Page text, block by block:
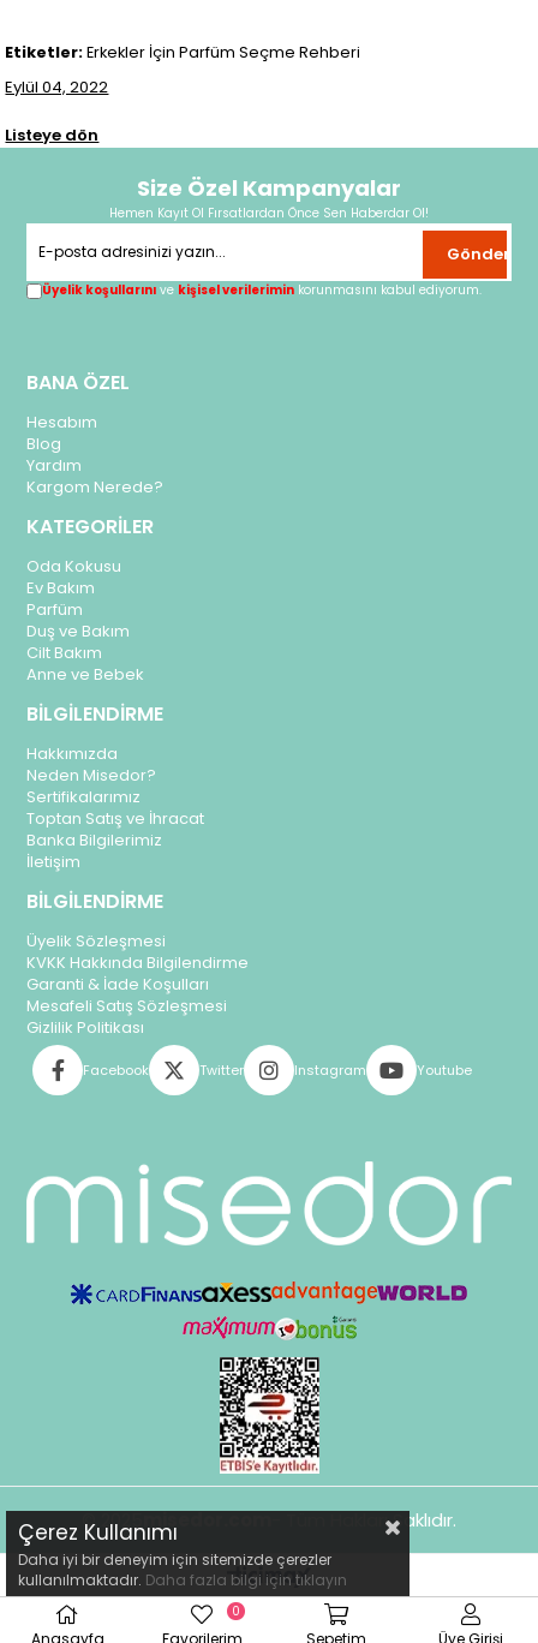
Etiketler:Erkekler İçin Parfüm Seçme Rehberi
Eylül 04, 2022
Listeye dön
Size Özel Kampanyalar
Hemen Kayıt Ol Fırsatlardan Önce Sen Haberdar Ol!
Gönder
Üyelik koşullarını ve kişisel verilerimin korunmasını kabul ediyorum.
BANA ÖZEL
Hesabım
Blog
Yardım
Kargom Nerede?
KATEGORİLER
Oda Kokusu
Ev Bakım
Parfüm
Duş ve Bakım
Cilt Bakım
Anne ve Bebek
BİLGİLENDİRME
Hakkımızda
Neden Misedor?
Sertifikalarımız
Toptan Satış ve İhracat
Banka Bilgilerimiz
İletişim
BİLGİLENDİRME
Üyelik Sözleşmesi
KVKK Hakkında Bilgilendirme
Garanti & İade Koşulları
Mesafeli Satış Sözleşmesi
Gizlilik Politikası
Facebook Twitter Instagram Youtube
© 2025 - Tüm Hakları Saklıdır.
Çerez Kullanımı
Daha iyi bir deneyim için sitemizde çerezler
kullanılmaktadır. Daha fazla bilgi için tıklayın
Anasayfa Favorilerim
0
Sepetim Üye Girişi